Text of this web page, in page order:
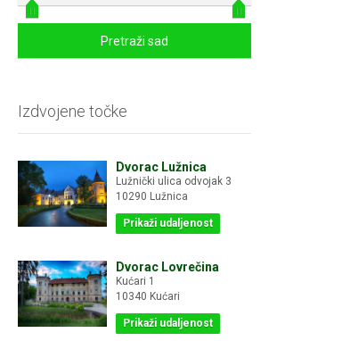
Pretraži sad
Izdvojene točke
Dvorac Lužnica
Lužnički ulica odvojak 3
10290 Lužnica
Prikaži udaljenost
Dvorac Lovrečina
Kućari 1
10340 Kućari
Prikaži udaljenost